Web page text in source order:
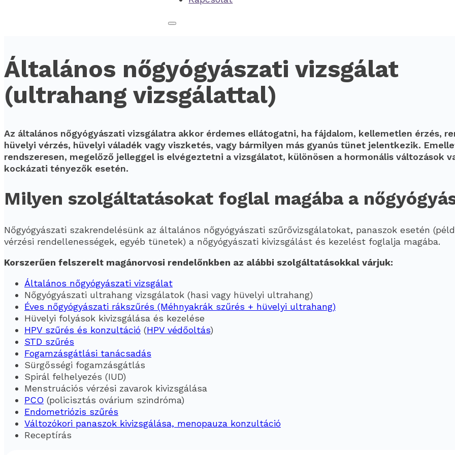
Általános nőgyógyászati vizsgálat
(ultrahang vizsgálattal)
Az általános nőgyógyászati vizsgálatra akkor érdemes ellátogatni, ha fájdalom, kellemetlen érzés,
hüvelyi vérzés, hüvelyi váladék vagy viszketés, vagy bármilyen más gyanús tünet jelentkezik.
rendszeresen, megelőző jelleggel is elvégeztetni a vizsgálatot, különösen a hormonális változások
kockázati tényezők esetén.
Milyen szolgáltatásokat foglal magába a
Nőgyógyászati szakrendelésünk az általános nőgyógyászati szűrővizsgálatokat, panaszok esetén
vérzési rendellenességek, egyéb tünetek) a nőgyógyászati kivizsgálást és kezelést foglalja magába.
Korszerűen felszerelt magánorvosi rendelőnkben az alábbi szolgáltatásokkal várjuk:
Általános nőgyógyászati vizsgálat
Nőgyógyászati ultrahang vizsgálatok (hasi vagy hüvelyi ultrahang)
Éves nőgyógyászati rákszűrés (Méhnyakrák szűrés + hüvelyi ultrahang)
Hüvelyi folyások kivizsgálása és kezelése
HPV szűrés és konzultáció (HPV védőoltás)
STD szűrés
Fogamzásgátlási tanácsadás
Sürgősségi fogamzásgátlás
Spirál felhelyezés (IUD)
Menstruációs vérzési zavarok kivizsgálása
PCO (policisztás ovárium szindróma)
Endometriózis szűrés
Változókori panaszok kivizsgálása, menopauza konzultáció
Receptírás